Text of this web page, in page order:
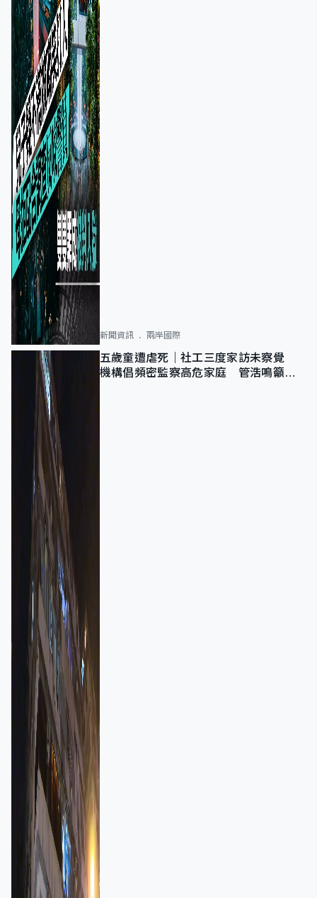
新聞資訊 兩岸國際
五歲童遭虐死｜社工三度家訪未察覺
機構倡頻密監察高危家庭 管浩鳴籲加